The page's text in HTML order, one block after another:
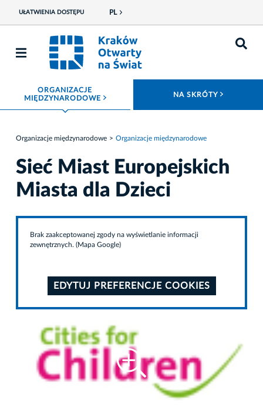
UŁATWIENIA DOSTĘPU PL
ORGANIZACJE
MIĘDZYNARODOWE ROZWIŃ MENU NA SKRÓTY
Organizacje międzynarodowe Organizacje międzynarodowe
Sieć Miast Europejskich
Miasta dla Dzieci
Brak zaakceptowanej zgody na wyświetlanie informacji
zewnętrznych. (Mapa Google)
EDYTUJ PREFERENCJE COOKIES